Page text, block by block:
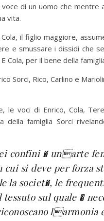
di un uomo che
vita.
il figlio maggiore,
e smussare i dissidi che
Cola, per il bene della
Sorci, Rico, Carlino e
le voci di Enrico, Cola,
della famiglia Sorci
� unarte
cui si deve per forza
la societ�, le
sul quale �
larmonia